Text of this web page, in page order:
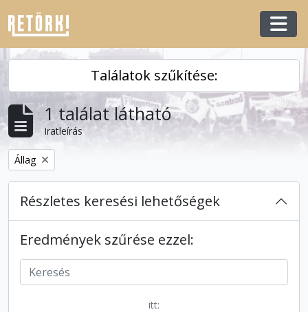
Skip to main content
Találatok szűkítése:
1 találat látható
Iratleírás
Remove filter:
Állag
Részletes keresési lehetőségek
Eredmények szűrése ezzel:
itt: